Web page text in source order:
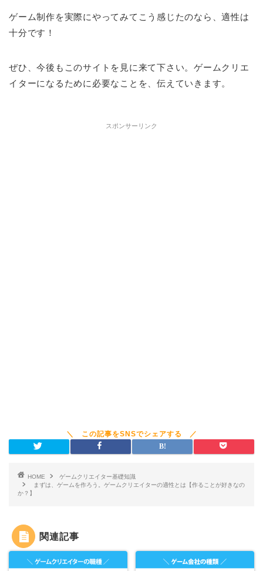
ゲーム制作を実際にやってみてこう感じたのなら、適性は
十分です！
ぜひ、今後もこのサイトを見に来て下さい。ゲームクリエ
イターになるために必要なことを、伝えていきます。
スポンサーリンク
HOME
ゲームクリエイター基礎知識
まずは、ゲームを作ろう。ゲームクリエイターの適性とは【作ることが好きなの
か？】
関連記事